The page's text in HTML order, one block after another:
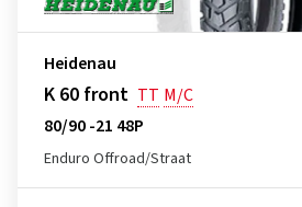
Heidenau
K 60 front TT M/C
80/90 -21 48P
Enduro Offroad/Straat